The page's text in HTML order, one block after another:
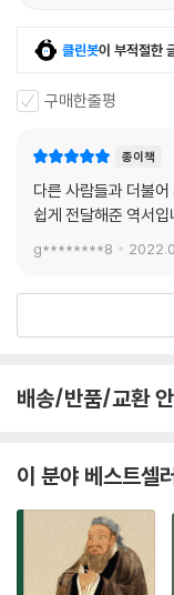
클린봇이 부적절한
구매한줄평
종이책
다른 사람들과 더불
쉽게 전달해준 역서입
g********8
배송/반품/교환
이 분야 베스트셀